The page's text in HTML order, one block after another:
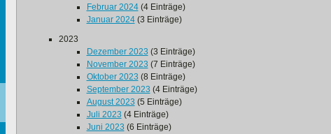
Februar 2024(4 Einträge)
Januar 2024(3 Einträge)
2023
Dezember 2023 (3 Einträge)
November 2023 (7 Einträge)
Oktober 2023 (8 Einträge)
September 2023 (4 Einträge)
August 2023 (5 Einträge)
Juli 2023 (4 Einträge)
Juni 2023 (6 Einträge)